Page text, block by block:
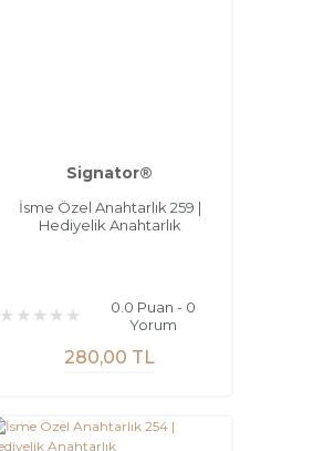
Signator®
İsme Özel Anahtarlık 259 |
Hediyelik Anahtarlık
0.0 Puan - 0
Yorum
280,00 TL